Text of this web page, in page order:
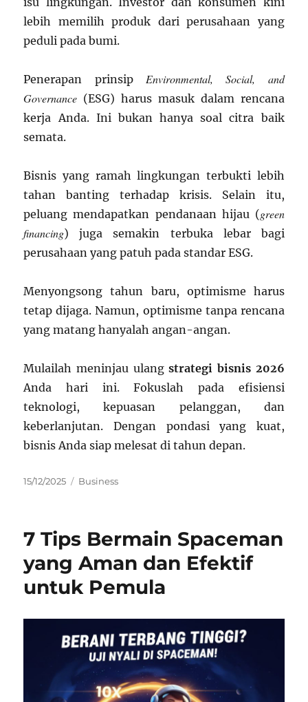
lebih memilih produk dari perusahaan yang
peduli pada bumi.
Penerapan prinsip Environmental, Social, and
Governance (ESG) harus masuk dalam rencana
kerja Anda. Ini bukan hanya soal citra baik
semata.
Bisnis yang ramah lingkungan terbukti lebih
tahan banting terhadap krisis. Selain itu,
peluang mendapatkan pendanaan hijau (green
financing) juga semakin terbuka lebar bagi
perusahaan yang patuh pada standar ESG.
Menyongsong tahun baru, optimisme harus
tetap dijaga. Namun, optimisme tanpa rencana
yang matang hanyalah angan-angan.
Mulailah meninjau ulangstrategi bisnis 2026
Anda hari ini. Fokuslah pada efisiensi
teknologi, kepuasan pelanggan, dan
keberlanjutan. Dengan pondasi yang kuat,
bisnis Anda siap melesat di tahun depan.
Posted
15/12/2025 Categories
Business
7 Tips Bermain Spaceman
yang Aman dan Efektif
untuk Pemula